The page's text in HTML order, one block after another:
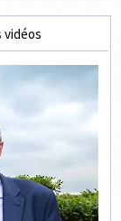
vidéos